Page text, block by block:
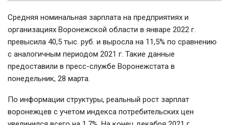
Средняя номинальная зарплата на предприятиях и
организациях Воронежской области в январе 2022 г.
превысила 40,5 тыс. руб. и выросла на 11,5% по сравнению
с аналогичным периодом 2021 г. Такие данные
предоставили в пресс-службе Воронежстата в
понедельник, 28 марта.
По информации структуры, реальный рост зарплат
воронежцев с учетом индекса потребительских цен